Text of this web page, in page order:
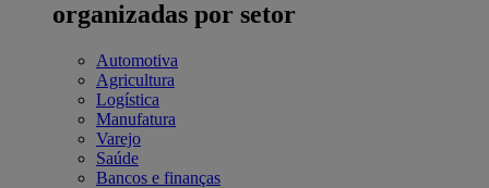
organizadas por setor
Automotiva
Agricultura
Logística
Manufatura
Varejo
Saúde
Bancos e finanças